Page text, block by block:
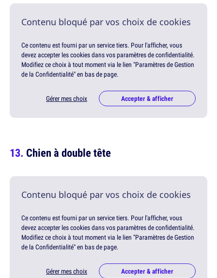
Contenu bloqué par vos choix de cookies
Ce contenu est fourni par un service tiers. Pour l'afficher, vous
devez accepter les cookies dans vos paramètres de confidentialité.
Modifiez ce choix à tout moment via le lien "Paramètres de Gestion
de la Confidentialité" en bas de page.
Gérer mes choix Accepter & afficher
Chien à double tête
Contenu bloqué par vos choix de cookies
Ce contenu est fourni par un service tiers. Pour l'afficher, vous
devez accepter les cookies dans vos paramètres de confidentialité.
Modifiez ce choix à tout moment via le lien "Paramètres de Gestion
de la Confidentialité" en bas de page.
Gérer mes choix Accepter & afficher